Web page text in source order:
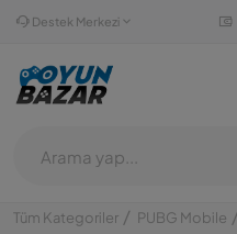
Destek Merkezi
Tüm Kategoriler PUBG Mobile